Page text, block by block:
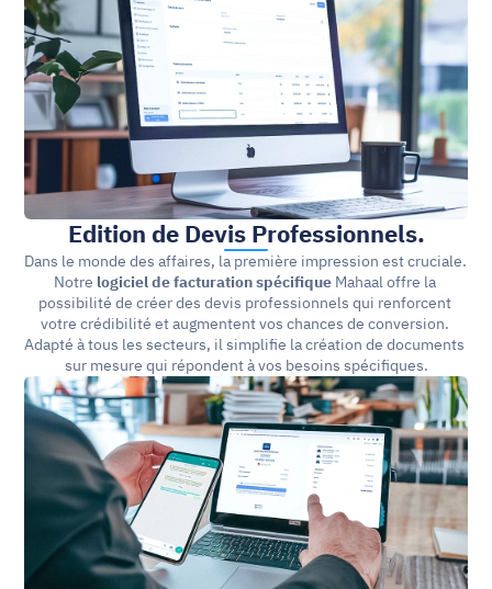
Edition de Devis Professionnels.
Dans le monde des affaires, la première impression est cruciale.
Notre logiciel de facturation spécifique Mahaal offre la
possibilité de créer des devis professionnels qui renforcent
votre crédibilité et augmentent vos chances de conversion.
Adapté à tous les secteurs, il simplifie la création de documents
sur mesure qui répondent à vos besoins spécifiques.